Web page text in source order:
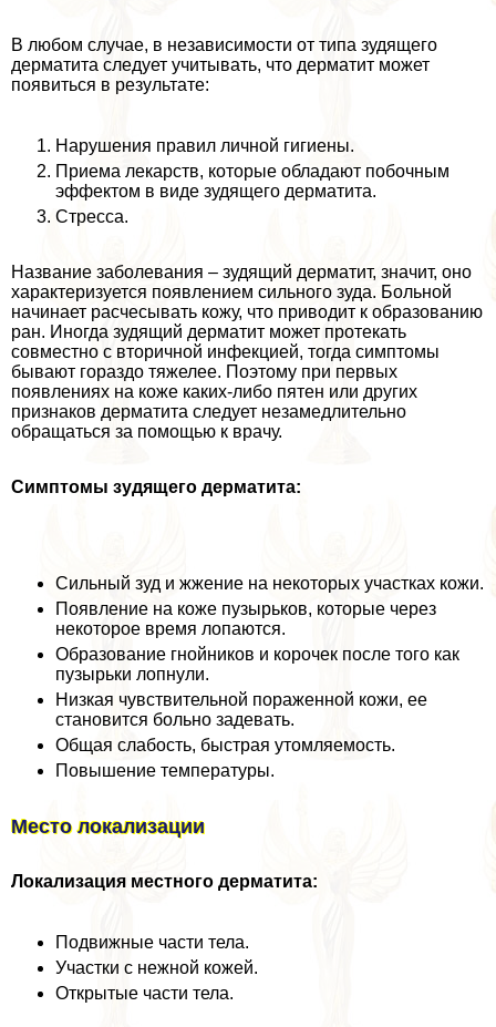
В любом случае, в независимости от типа зудящего
дерматита следует учитывать, что дерматит может
появиться в результате:
Нарушения правил личной гигиены.
Приема лекарств, которые обладают побочным
эффектом в виде зудящего дерматита.
Стресса.
Название заболевания – зудящий дерматит, значит, оно
хаpaктеризуется появлением сильного зуда. Больной
начинает расчесывать кожу, что приводит к образованию
ран. Иногда зудящий дерматит может протекать
совместно с вторичной инфекцией, тогда симптомы
бывают гораздо тяжелее. Поэтому при первых
появлениях на коже каких-либо пятен или других
признаков дерматита следует незамедлительно
обращаться за помощью к врачу.
Симптомы зудящего дерматита:
Сильный зуд и жжение на некоторых участках кожи.
Появление на коже пузырьков, которые через
некоторое время лопаются.
Образование гнойников и корочек после того как
пузырьки лопнули.
Низкая чувствительной пораженной кожи, ее
становится больно задевать.
Общая слабость, быстрая утомляемость.
Повышение температуры.
Место локализации
Локализация местного дерматита:
Подвижные части тела.
Участки с нежной кожей.
Открытые части тела.